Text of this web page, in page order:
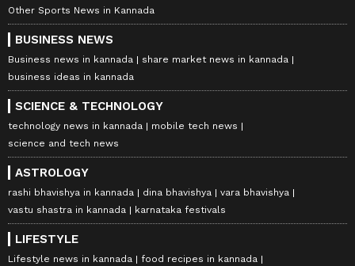
Other Sports News in Kannada
BUSINESS NEWS
Business news in kannada
share market news in kannada
business ideas in kannada
SCIENCE & TECHNOLOGY
technology news in kannada
mobile tech news
science and tech news
ASTROLOGY
rashi bhavishya in kannada dina bhavishya
vara bhavishya
vastu shastra in kannada
karnataka festivals
LIFESTYLE
Lifestyle news in kannada
food recipes in kannada